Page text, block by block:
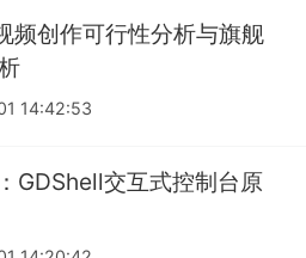
频创作可行性分析与旗舰
14:42:53
GDShell交互式控制台原